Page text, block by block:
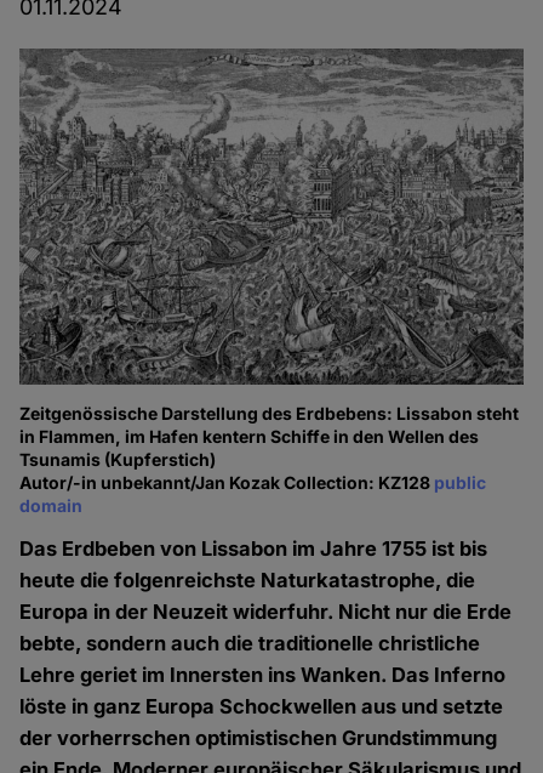
01.11.2024
Zeitgenössische Darstellung des Erdbebens: Lissabon steht
in Flammen, im Hafen kentern Schiffe in den Wellen des
Tsunamis (Kupferstich)
Autor/-in unbekannt/Jan Kozak Collection: KZ128 public
domain
Das Erdbeben von Lissabon im Jahre 1755 ist bis
heute die folgenreichste Naturkatastrophe, die
Europa in der Neuzeit widerfuhr. Nicht nur die Erde
bebte, sondern auch die traditionelle christliche
Lehre geriet im Innersten ins Wanken. Das Inferno
löste in ganz Europa Schockwellen aus und setzte
der vorherrschen optimistischen Grundstimmung